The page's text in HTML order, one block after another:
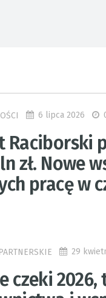
6 lipca 2026
Raciborski
zł. Nowe
pracę w
29
czeki